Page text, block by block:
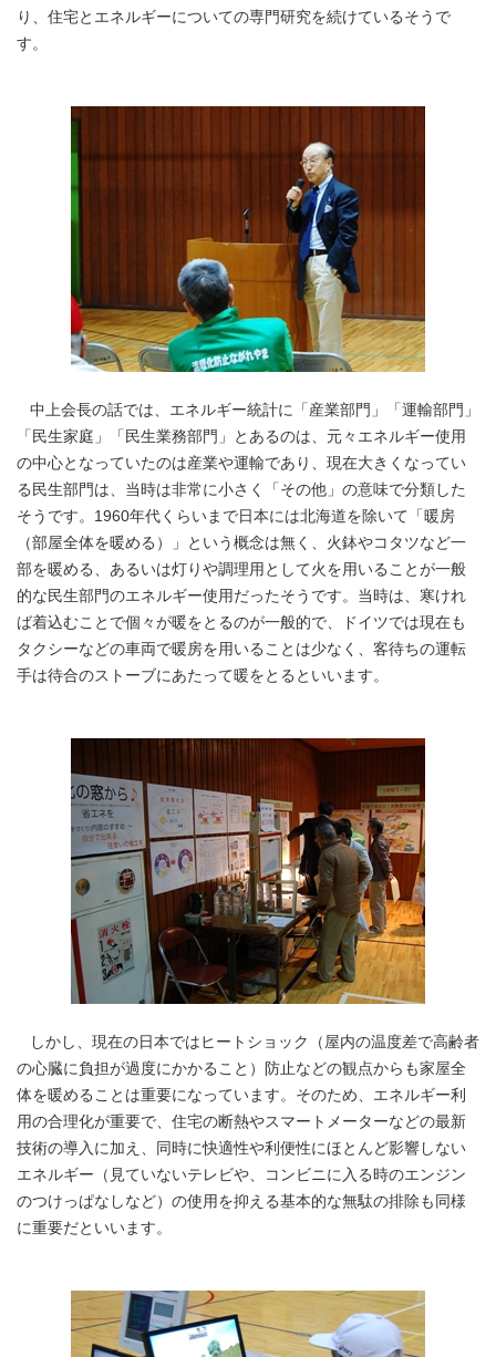
り、住宅とエネルギーについての専門研究を続けているそうで
す。
中上会長の話では、エネルギー統計に「産業部門」「運輸部門」
「民生家庭」「民生業務部門」とあるのは、元々エネルギー使用
の中心となっていたのは産業や運輸であり、現在大きくなってい
る民生部門は、当時は非常に小さく「その他」の意味で分類した
そうです。1960年代くらいまで日本には北海道を除いて「暖房
（部屋全体を暖める）」という概念は無く、火鉢やコタツなど一
部を暖める、あるいは灯りや調理用として火を用いることが一般
的な民生部門のエネルギー使用だったそうです。当時は、寒けれ
ば着込むことで個々が暖をとるのが一般的で、ドイツでは現在も
タクシーなどの車両で暖房を用いることは少なく、客待ちの運転
手は待合のストーブにあたって暖をとるといいます。
しかし、現在の日本ではヒートショック（屋内の温度差で高齢者
の心臓に負担が過度にかかること）防止などの観点からも家屋全
体を暖めることは重要になっています。そのため、エネルギー利
用の合理化が重要で、住宅の断熱やスマートメーターなどの最新
技術の導入に加え、同時に快適性や利便性にほとんど影響しない
エネルギー（見ていないテレビや、コンビニに入る時のエンジン
のつけっぱなしなど）の使用を抑える基本的な無駄の排除も同様
に重要だといいます。